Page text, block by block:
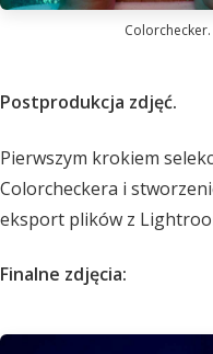
Colorchecker.
Postprodukcja zdjęć.
Pierwszym krokiem
Colorcheckera i
eksport plików z
Finalne zdjęcia: